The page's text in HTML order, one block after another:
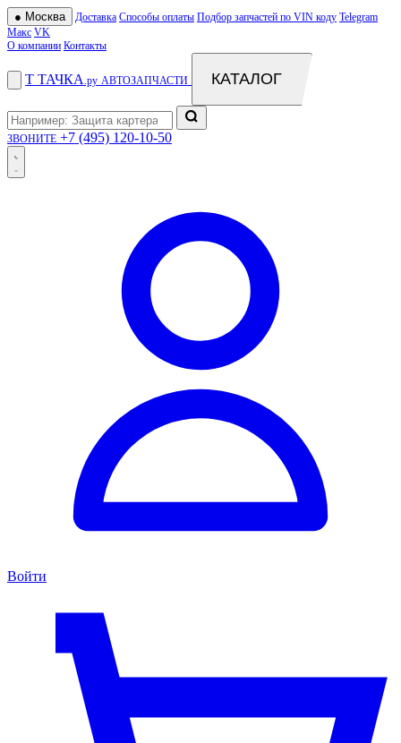
● Москва Доставка Способы оплаты Подбор запчастей по VIN коду Telegram
Макс VK
О компании Контакты
Т ТАЧКА .ру АВТОЗАПЧАСТИ КАТАЛОГ
ЗВОНИТЕ +7 (495) 120-10-50
Войти